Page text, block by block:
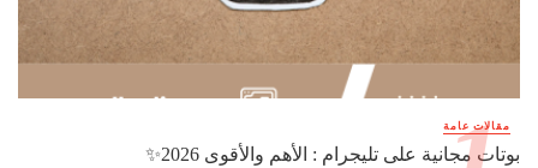
مقالات عامة
بوتات مجانية على تليجرام : الأهم والأقوى 2026✨️